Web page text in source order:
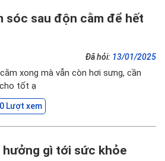
sóc sau độn cằm để hết
Đã hỏi: 13/01/2025
xong mà vẫn còn hơi sưng, cần
tốt ạ
Lượt xem
gì tới sức khỏe